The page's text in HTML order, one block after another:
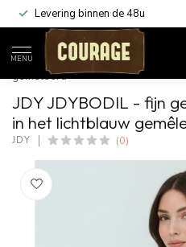
Levering binnen de 48u
MENU
Home
JDYBODIL - fijn
gemêleerd
JDY JDYBODIL - fijn
in het lichtblauw
JDY (0)